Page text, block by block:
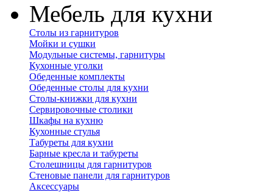
Мебель для кухни
Столы из гарнитуров
Мойки и сушки
Модульные системы, гарнитуры
Кухонные уголки
Обеденные комплекты
Обеденные столы для кухни
Столы-книжки для кухни
Сервировочные столики
Шкафы на кухню
Кухонные стулья
Табуреты для кухни
Барные кресла и табуреты
Столешницы для гарнитуров
Стеновые панели для гарнитуров
Аксессуары